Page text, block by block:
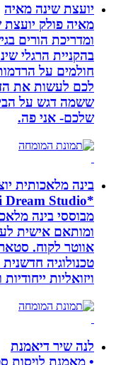
יועצת שינה מאיה
מאיה פולק יועצת
ומדריכת הורים
בהקניית הרגלי
חולמים על הרדמות
לכם לעשות את
ששמה דגש על
שלכם- אני פה.
בינה מלאכותית
מבוססי בינה
ומותאם אישית
אווטר לקוח.
טכנולוגיה חדשנית
ויזואליות ייחודיות
לנה שיר דיאמנת
• מאמנת לויסות